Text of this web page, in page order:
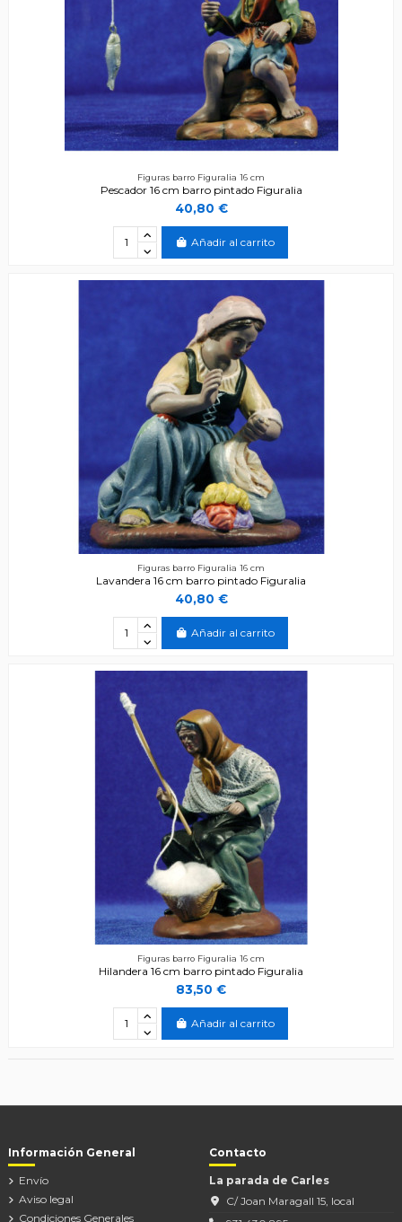
Figuras barro Figuralia 16 cm
Pescador 16 cm barro pintado Figuralia
40,80 €
Añadir al carrito
Figuras barro Figuralia 16 cm
Lavandera 16 cm barro pintado Figuralia
40,80 €
Añadir al carrito
Figuras barro Figuralia 16 cm
Hilandera 16 cm barro pintado Figuralia
83,50 €
Añadir al carrito
Información General
Envío
Aviso legal
Condiciones Generales
Contacto
La parada de Carles
C/ Joan Maragall 15, local